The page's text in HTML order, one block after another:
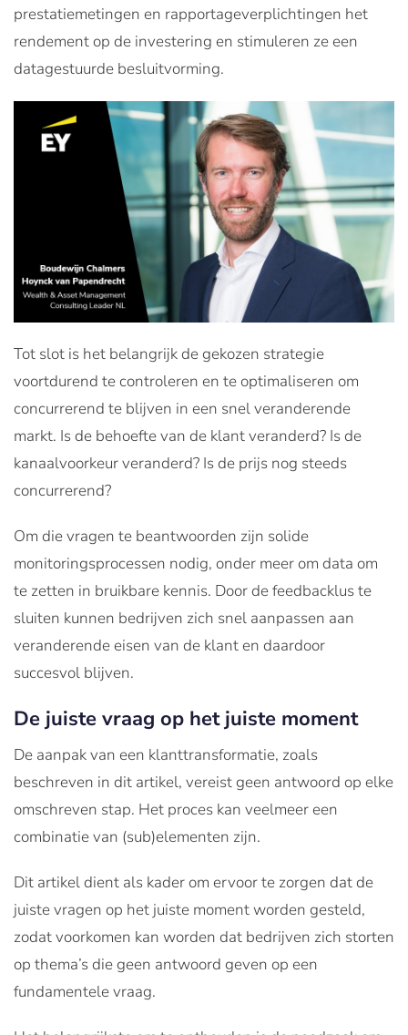
prestatiemetingen en rapportageverplichtingen het
rendement op de investering en stimuleren ze een
datagestuurde besluitvorming.
Tot slot is het belangrijk de gekozen strategie
voortdurend te controleren en te optimaliseren om
concurrerend te blijven in een snel veranderende
markt. Is de behoefte van de klant veranderd? Is de
kanaalvoorkeur veranderd? Is de prijs nog steeds
concurrerend?
Om die vragen te beantwoorden zijn solide
monitoringsprocessen nodig, onder meer om data om
te zetten in bruikbare kennis. Door de feedbacklus te
sluiten kunnen bedrijven zich snel aanpassen aan
veranderende eisen van de klant en daardoor
succesvol blijven.
De juiste vraag op het juiste moment
De aanpak van een klanttransformatie, zoals
beschreven in dit artikel, vereist geen antwoord op elke
omschreven stap. Het proces kan veelmeer een
combinatie van (sub)elementen zijn.
Dit artikel dient als kader om ervoor te zorgen dat de
juiste vragen op het juiste moment worden gesteld,
zodat voorkomen kan worden dat bedrijven zich storten
op thema’s die geen antwoord geven op een
fundamentele vraag.